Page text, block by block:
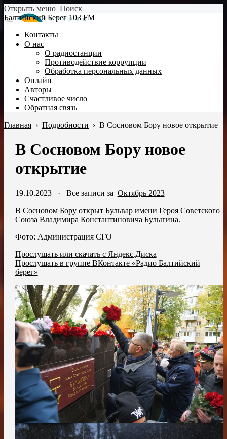
Открыть меню Поиск
Балтийский Берег 103 FM
Контакты
О нас
О радиостанции
Противодействие коррупции
Обработка персональных данных
Онлайн
Авторы
Счастливое число
Обратная связь
Главная › Подробности › В Сосновом Бору новое открытие
В Сосновом Бору новое
открытие
19.10.2023· Все записи за Октябрь 2023
В Сосновом Бору открыт Бульвар имени Героя Советского
Союза Владимира Константиновича Булыгина.
Фото: Администрация СГО
Прослушать или скачать с Яндекс.Диска
Прослушать в группе ВКонтакте «Радио Балтийский
берег»